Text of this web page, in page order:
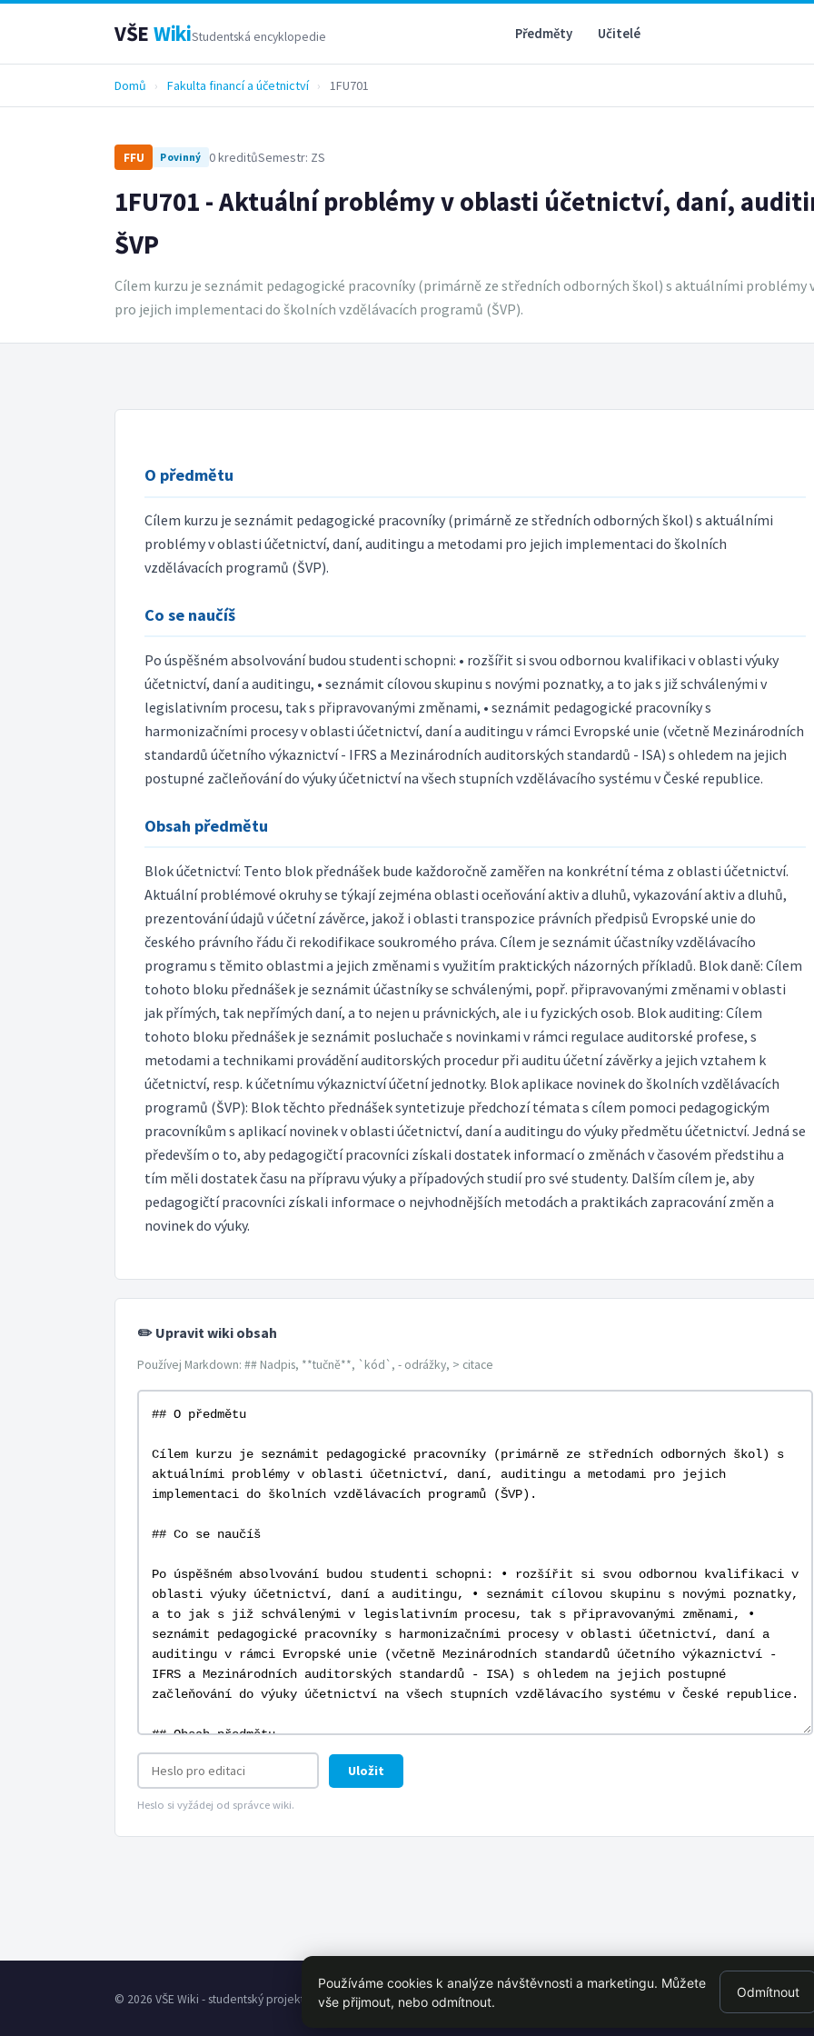
VŠE WikiStudentská encyklopedie Předměty Učitelé
Domů › Fakulta financí a účetnictví › 1FU701
FFU Povinný 0 kreditůSemestr: ZS
1FU701 - Aktuální problémy v oblasti účetnictví, daní,
ŠVP
Cílem kurzu je seznámit pedagogické pracovníky (primárně ze středních odborných škol) s aktuálními
pro jejich implementaci do školních vzdělávacích programů (ŠVP).
O předmětu
Cílem kurzu je seznámit pedagogické pracovníky (primárně ze středních odborných škol) s aktuálními
problémy v oblasti účetnictví, daní, auditingu a metodami pro jejich implementaci do školních
vzdělávacích programů (ŠVP).
Co se naučíš
Po úspěšném absolvování budou studenti schopni: • rozšířit si svou odbornou kvalifikaci v oblasti výuky
účetnictví, daní a auditingu, • seznámit cílovou skupinu s novými poznatky, a to jak s již schválenými v
legislativním procesu, tak s připravovanými změnami, • seznámit pedagogické pracovníky s
harmonizačními procesy v oblasti účetnictví, daní a auditingu v rámci Evropské unie (včetně Mezinárodních
standardů účetního výkaznictví - IFRS a Mezinárodních auditorských standardů - ISA) s ohledem na jejich
postupné začleňování do výuky účetnictví na všech stupních vzdělávacího systému v České republice.
Obsah předmětu
Blok účetnictví: Tento blok přednášek bude každoročně zaměřen na konkrétní téma z oblasti účetnictví.
Aktuální problémové okruhy se týkají zejména oblasti oceňování aktiv a dluhů, vykazování aktiv a dluhů,
prezentování údajů v účetní závěrce, jakož i oblasti transpozice právních předpisů Evropské unie do
českého právního řádu či rekodifikace soukromého práva. Cílem je seznámit účastníky vzdělávacího
programu s těmito oblastmi a jejich změnami s využitím praktických názorných příkladů. Blok daně: Cílem
tohoto bloku přednášek je seznámit účastníky se schválenými, popř. připravovanými změnami v oblasti
jak přímých, tak nepřímých daní, a to nejen u právnických, ale i u fyzických osob. Blok auditing: Cílem
tohoto bloku přednášek je seznámit posluchače s novinkami v rámci regulace auditorské profese, s
metodami a technikami provádění auditorských procedur při auditu účetní závěrky a jejich vztahem k
účetnictví, resp. k účetnímu výkaznictví účetní jednotky. Blok aplikace novinek do školních vzdělávacích
programů (ŠVP): Blok těchto přednášek syntetizuje předchozí témata s cílem pomoci pedagogickým
pracovníkům s aplikací novinek v oblasti účetnictví, daní a auditingu do výuky předmětu účetnictví. Jedná se
především o to, aby pedagogičtí pracovníci získali dostatek informací o změnách v časovém předstihu a
tím měli dostatek času na přípravu výuky a případových studií pro své studenty. Dalším cílem je, aby
pedagogičtí pracovníci získali informace o nejvhodnějších metodách a praktikách zapracování změn a
novinek do výuky.
✏️ Upravit wiki obsah
Používej Markdown: ## Nadpis, **tučně**, `kód`, - odrážky, > citace
Uložit
Heslo si vyžádej od správce wiki.
© 2026 VŠE Wiki - studentský projekt, není oficálně spojen s VŠE Praha
Používáme cookies k analýze návštěvnosti a marketingu. Můžete
vše přijmout, nebo odmítnout.
Odmítnout